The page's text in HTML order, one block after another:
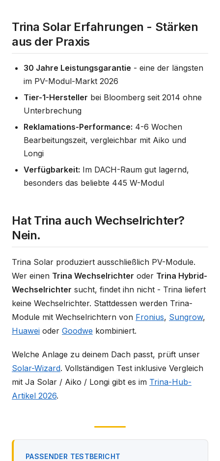
Trina Solar Erfahrungen - Stärken
aus der Praxis
30 Jahre Leistungsgarantie - eine der längsten
im PV-Modul-Markt 2026
Tier-1-Hersteller bei Bloomberg seit 2014 ohne
Unterbrechung
Reklamations-Performance: 4-6 Wochen
Bearbeitungszeit, vergleichbar mit Aiko und
Longi
Verfügbarkeit: Im DACH-Raum gut lagernd,
besonders das beliebte 445 W-Modul
Hat Trina auch Wechselrichter?
Nein.
Trina Solar produziert ausschließlich PV-Module.
Wer einen Trina Wechselrichter oder Trina Hybrid-
Wechselrichter sucht, findet ihn nicht - Trina liefert
keine Wechselrichter. Stattdessen werden Trina-
Module mit Wechselrichtern von Fronius, Sungrow,
Huawei oder Goodwe kombiniert.
Welche Anlage zu deinem Dach passt, prüft unser
Solar-Wizard. Vollständigen Test inklusive Vergleich
mit Ja Solar / Aiko / Longi gibt es im Trina-Hub-
Artikel 2026.
PASSENDER TESTBERICHT